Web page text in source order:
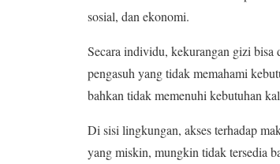
sosial, dan ekonomi.
Secara individu, kekurangan gizi bisa
pengasuh yang tidak memahami
bahkan tidak memenuhi kebutuhan
Di sisi lingkungan, akses terhadap
yang miskin, mungkin tidak tersedia